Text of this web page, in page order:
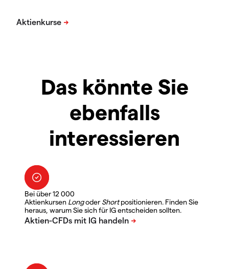
Das könnte Sie
ebenfalls
interessieren
Bei über 12 000
Aktienkursen LongoderShortpositionieren. Finden Sie
heraus, warum Sie sich für IG entscheiden sollten.